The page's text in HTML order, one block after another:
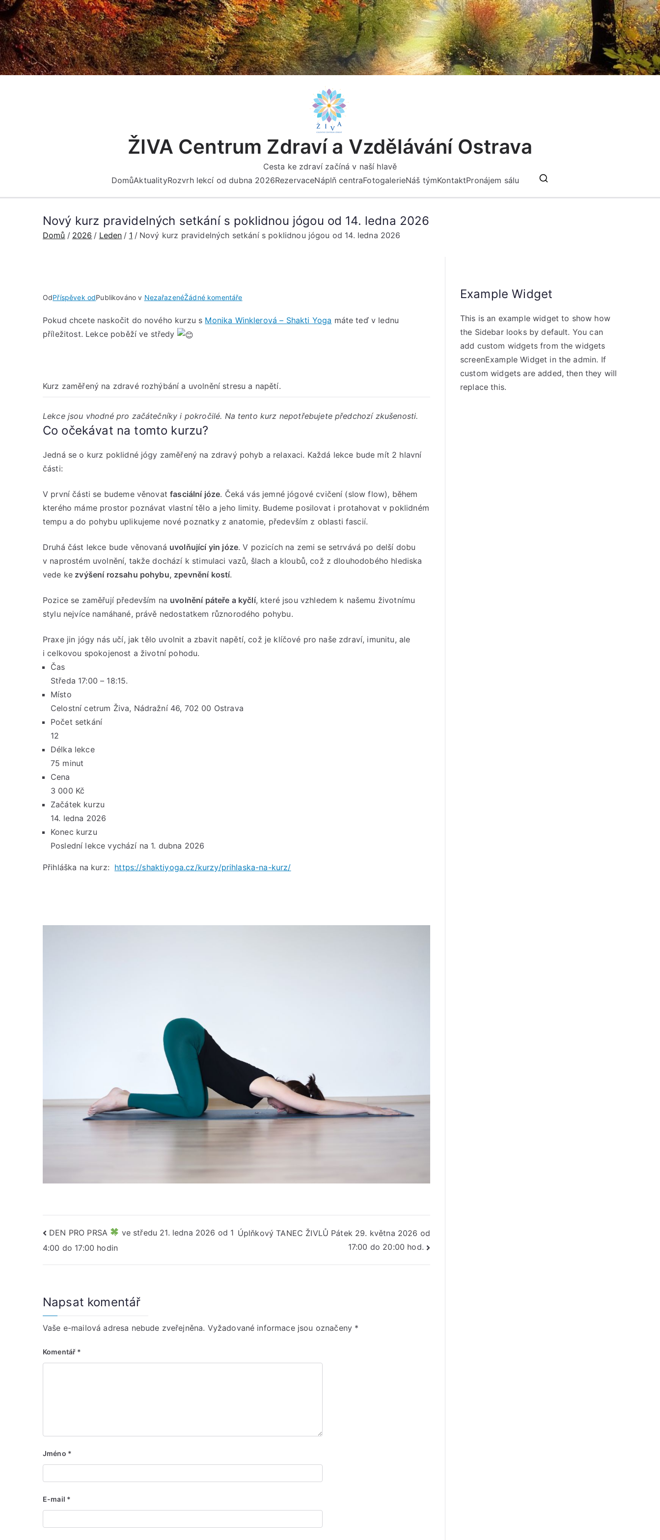
Přeskočit
na
obsah
ŽIVA Centrum Zdraví a Vzdělávání Ostrava
Cesta ke zdraví začíná v naší hlavě
DomůAktualityRozvrh lekcí od dubna 2026RezervaceNáplň centraFotogalerieNáš týmKontaktPronájem sálu
Nový kurz pravidelných setkání s poklidnou jógou od 14. ledna 2026
Domů 2026 Leden 1 Nový kurz pravidelných setkání s poklidnou jógou od 14. ledna 2026
OdPříspěvek odPublikováno v NezařazenéŽádné komentářeu
kurz
jógou
od
ledna
Pokud chcete naskočit do nového kurzu s Monika Winklerová – Shakti Yoga máte teď v lednu
příležitost. Lekce poběží ve středy
Kurz zaměřený na zdravé rozhýbání a uvolnění stresu a napětí.
Lekce jsou vhodné pro začátečníky i pokročilé. Na tento kurz nepotřebujete předchozí zkušenosti.
Co očekávat na tomto kurzu?
Jedná se o kurz poklidné jógy zaměřený na zdravý pohyb a relaxaci. Každá lekce bude mít 2 hlavní
části:
V první části se budeme věnovatfasciální józe. Čeká vás jemné jógové cvičení (slow flow), během
kterého máme prostor poznávat vlastní tělo a jeho limity. Budeme posilovat i protahovat v poklidném
tempu a do pohybu uplikujeme nové poznatky z anatomie, především z oblasti fascií.
Druhá část lekce bude věnovaná uvolňující yin józe. V pozicích na zemi se setrvává po delší dobu
v naprostém uvolnění, takže dochází k stimulaci vazů, šlach a kloubů, což z dlouhodobého hlediska
vede ke zvýšení rozsahu pohybu, zpevnění kostí.
Pozice se zaměřují především na uvolnění páteře a kyčlí, které jsou vzhledem k našemu životnímu
stylu nejvíce namáhané, právě nedostatkem různorodého pohybu.
Praxe jin jógy nás učí, jak tělo uvolnit a zbavit napětí, což je klíčové pro naše zdraví, imunitu, ale
i celkovou spokojenost a životní pohodu.
Čas
Středa 17:00 – 18:15.
Místo
Celostní cetrum Živa, Nádražní 46, 702 00 Ostrava
Počet setkání
12
Délka lekce
75 minut
Cena
3 000 Kč
Začátek kurzu
14. ledna 2026
Konec kurzu
Poslední lekce vychází na 1. dubna 2026
Přihláška na kurz: https://shaktiyoga.cz/kurzy/prihlaska-na-kurz/
Navigace
pro
DEN PRO PRSA
ve středu 21. ledna 2026 od 1
4:00 do 17:00 hodin
Úplňkový TANEC ŽIVLŮ Pátek 29. května 2026 od
17:00 do 20:00 hod.
Napsat komentář
Vaše e-mailová adresa nebude zveřejněna. Vyžadované informace jsou označeny *
Komentář *
Jméno *
E-mail *
Example Widget
This is an example widget to show how
the Sidebar looks by default. You can
add custom widgets from the widgets
screenExample Widget in the admin. If
custom widgets are added, then they will
replace this.